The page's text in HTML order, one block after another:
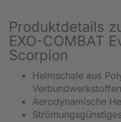
Produktdetails
EXO-COMBAT
Scorpion
Helmschale aus
Verbundwerkstoffen
Aerodynamische